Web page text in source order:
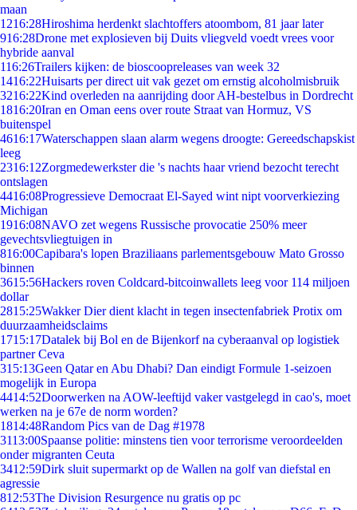
maan
1216:28Hiroshima herdenkt slachtoffers atoombom, 81 jaar later
916:28Drone met explosieven bij Duits vliegveld voedt vrees voor
hybride aanval
116:26Trailers kijken: de bioscoopreleases van week 32
1416:22Huisarts per direct uit vak gezet om ernstig alcoholmisbruik
3216:22Kind overleden na aanrijding door AH-bestelbus in Dordrecht
1816:20Iran en Oman eens over route Straat van Hormuz, VS
buitenspel
4616:17Waterschappen slaan alarm wegens droogte: Gereedschapskist
leeg
2316:12Zorgmedewerkster die 's nachts haar vriend bezocht terecht
ontslagen
4416:08Progressieve Democraat El-Sayed wint nipt voorverkiezing
Michigan
1916:08NAVO zet wegens Russische provocatie 250% meer
gevechtsvliegtuigen in
816:00Capibara's lopen Braziliaans parlementsgebouw Mato Grosso
binnen
3615:56Hackers roven Coldcard-bitcoinwallets leeg voor 114 miljoen
dollar
2815:25Wakker Dier dient klacht in tegen insectenfabriek Protix om
duurzaamheidsclaims
1715:17Datalek bij Bol en de Bijenkorf na cyberaanval op logistiek
partner Ceva
315:13Geen Qatar en Abu Dhabi? Dan eindigt Formule 1-seizoen
mogelijk in Europa
4414:52Doorwerken na AOW-leeftijd vaker vastgelegd in cao's, moet
werken na je 67e de norm worden?
1814:48Random Pics van de Dag #1978
3113:00Spaanse politie: minstens tien voor terrorisme veroordeelden
onder migranten Ceuta
3412:59Dirk sluit supermarkt op de Wallen na golf van diefstal en
agressie
812:53The Division Resurgence nu gratis op pc